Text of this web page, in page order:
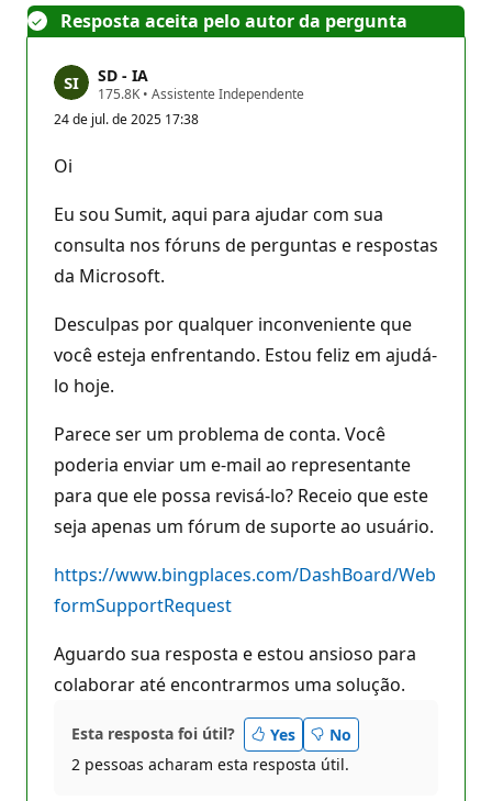
Resposta aceita pelo autor da pergunta
SD - IA
175.8K P
n
e
r
e
p
u
ç
ã
o
• Assistente Independente
24 de jul. de 2025 17:38
Oi
Eu sou Sumit, aqui para ajudar com sua
consulta nos fóruns de perguntas e respostas
da Microsoft.
Desculpas por qualquer inconveniente que
você esteja enfrentando. Estou feliz em ajudá-
lo hoje.
Parece ser um problema de conta. Você
poderia enviar um e-mail ao representante
para que ele possa revisá-lo? Receio que este
seja apenas um fórum de suporte ao usuário.
https://www.bingplaces.com/DashBoard/Web
formSupportRequest
Aguardo sua resposta e estou ansioso para
colaborar até encontrarmos uma solução.
Esta resposta foi útil? Yes
No
2 pessoas acharam esta resposta útil.